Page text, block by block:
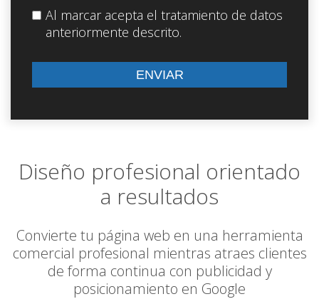
Al marcar acepta el tratamiento de datos
anteriormente descrito.
Diseño profesional orientado
a resultados
Convierte tu página web en una herramienta
comercial profesional mientras atraes clientes
de forma continua con publicidad y
posicionamiento en Google